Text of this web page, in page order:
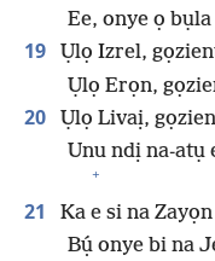
Ee, onye ọ
19 Ụlọ Izrel,
Ụlọ Erọn,
20 Ụlọ Livaị,
Unu ndị na-atụ
+
21 Ka e si na
Bụ́ onye bi na